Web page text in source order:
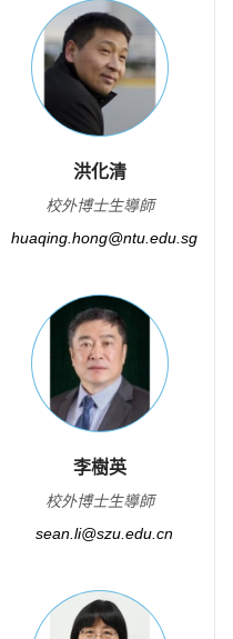
洪化清
校外博士生導師
huaqing.hong@ntu.edu.sg
李樹英
校外博士生導師
sean.li@szu.edu.cn